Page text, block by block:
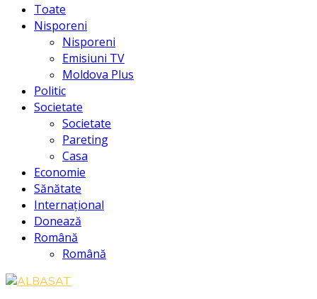
Toate
Nisporeni
Nisporeni
Emisiuni TV
Moldova Plus
Politic
Societate
Societate
Pareting
Casa
Economie
Sănătate
Internațional
Donează
Română
Română